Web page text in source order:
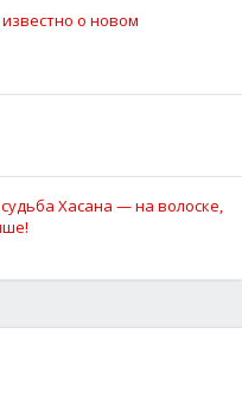
о новом
Хасана — на волоске,